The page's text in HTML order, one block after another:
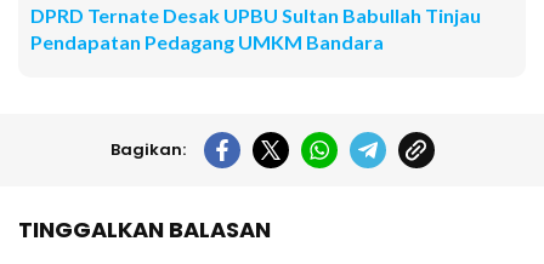
DPRD Ternate Desak UPBU Sultan Babullah Tinjau
Pendapatan Pedagang UMKM Bandara
Bagikan:
TINGGALKAN BALASAN